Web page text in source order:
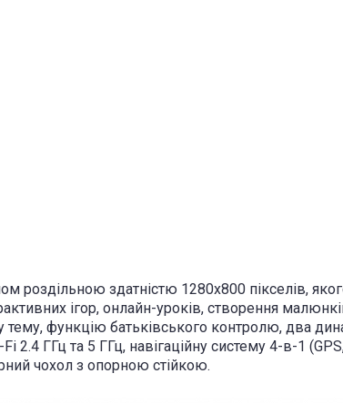
здатністю 1280х800 пікселів,
ігор, онлайн-уроків, створення
тему, функцію батьківського контролю, два
2.4 ГГц та 5 ГГц, навігаційну систему 4-в-1
чохол з опорною стійкою.